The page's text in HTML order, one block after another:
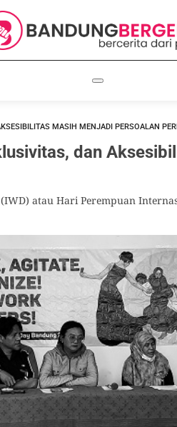
MASIH MENJADI PERSOALAN
dan
atau Hari Perempuan